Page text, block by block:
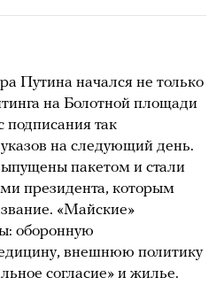
Путина начался не только
на Болотной площади
подписания так
на следующий день.
пакетом и стали
президента, которым
«Майские»
оборонную
внешнюю политику
согласие» и жилье.